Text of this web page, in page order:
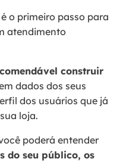
o primeiro passo para
atendimento
construir
dados dos seus
dos usuários que já
loja.
poderá entender
do seu público, os